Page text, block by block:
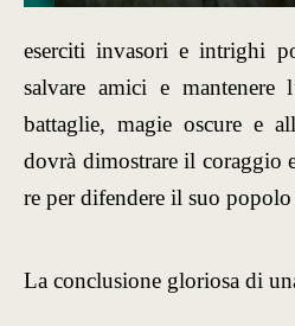
eserciti invasori e intrighi
salvare amici e mantenere
battaglie, magie oscure e
dovrà dimostrare il coraggio
re per difendere il suo
La conclusione gloriosa di